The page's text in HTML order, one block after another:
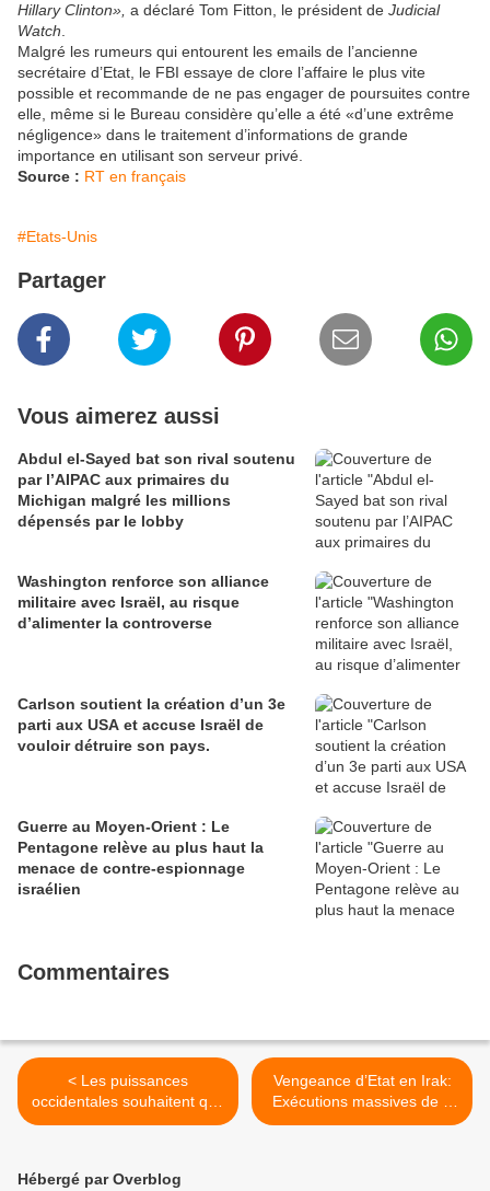
Hillary Clinton», a déclaré Tom Fitton, le président de Judicial
Watch
Malgré les rumeurs qui entourent les emails de l’ancienne
secrétaire d’Etat, le FBI essaye de clore l’affaire le plus vite
possible et recommande de ne pas engager de poursuites contre
elle, même si le Bureau considère qu’elle a été «d’une extrême
négligence» dans le traitement d’informations de grande
importance en utilisant son serveur privé.
Source : RT en français
#Etats-Unis
Partager
Vous aimerez aussi
Abdul el-Sayed bat son rival soutenu
par l’AIPAC aux primaires du
Michigan malgré les millions
dépensés par le lobby
Washington renforce son alliance
militaire avec Israël, au risque
d’alimenter la controverse
Carlson soutient la création d’un 3e
parti aux USA et accuse Israël de
vouloir détruire son pays.
Guerre au Moyen-Orient : Le
Pentagone relève au plus haut la
menace de contre-espionnage
israélien
Commentaires
< Les puissances
occidentales souhaitent que
les Chrétiens d’Orient
Vengeance d’Etat en Irak:
Exécutions massives de «
djihadistes » >
Hébergé par Overblog